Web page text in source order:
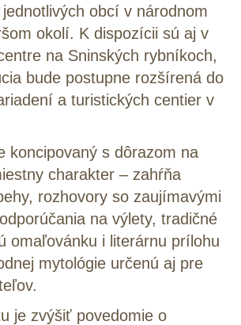
obcí v národnom
okolí. K dispozícii sú aj v
na Sninských rybníkoch,
bude postupne rozšírená do
a turistických centier v
koncipovaný s dôrazom na
charakter – zahŕňa
rozhovory so zaujímavými
na výlety, tradičné
omaľovánku i literárnu prílohu
mytológie určenú aj pre
je zvýšiť povedomie o